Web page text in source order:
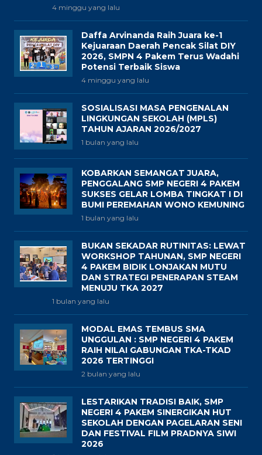
4 minggu yang lalu
Daffa Arvinanda Raih Juara ke-1
Kejuaraan Daerah Pencak Silat DIY
2026, SMPN 4 Pakem Terus Wadahi
Potensi Terbaik Siswa
4 minggu yang lalu
SOSIALISASI MASA PENGENALAN
LINGKUNGAN SEKOLAH (MPLS)
TAHUN AJARAN 2026/2027
1 bulan yang lalu
KOBARKAN SEMANGAT JUARA,
PENGGALANG SMP NEGERI 4 PAKEM
SUKSES GELAR LOMBA TINGKAT I DI
BUMI PEREMAHAN WONO KEMUNING
1 bulan yang lalu
BUKAN SEKADAR RUTINITAS: LEWAT
WORKSHOP TAHUNAN, SMP NEGERI
4 PAKEM BIDIK LONJAKAN MUTU
DAN STRATEGI PENERAPAN STEAM
MENUJU TKA 2027
1 bulan yang lalu
MODAL EMAS TEMBUS SMA
UNGGULAN : SMP NEGERI 4 PAKEM
RAIH NILAI GABUNGAN TKA-TKAD
2026 TERTINGGI
2 bulan yang lalu
LESTARIKAN TRADISI BAIK, SMP
NEGERI 4 PAKEM SINERGIKAN HUT
SEKOLAH DENGAN PAGELARAN SENI
DAN FESTIVAL FILM PRADNYA SIWI
2026